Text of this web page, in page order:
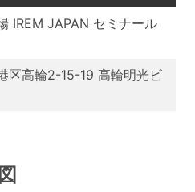
IREM JAPAN セミナール
区高輪2-15-19 高輪明光ビ